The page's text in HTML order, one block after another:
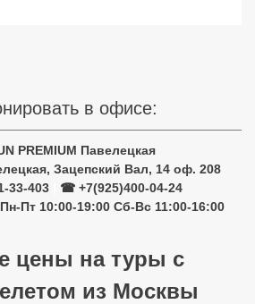
в офисе:
PREMIUM Павелецкая
Зацепский Вал, 14 оф. 208
33-403
☎ +7(925)400-04-24
Пт 10:00-19:00 Сб-Вс 11:00-16:00
цены на туры с
из Москвы